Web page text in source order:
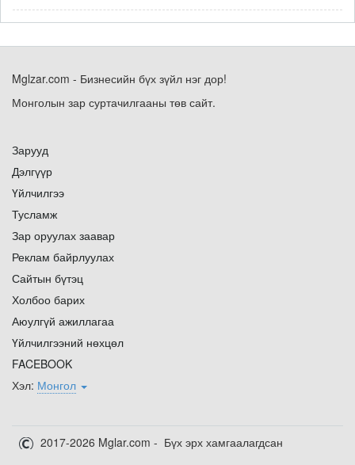
Mglzar.com - Бизнесийн бүх зүйл нэг дор!
Монголын зар суртачилгааны төв сайт.
Зарууд
Дэлгүүр
Үйлчилгээ
Тусламж
Зар оруулах заавар
Реклам байрлуулах
Сайтын бүтэц
Холбоо барих
Аюулгүй ажиллагаа
Үйлчилгээний нөхцөл
FACEBOOK
Хэл: Монгол
2017-2026 Mglar.com - Бүх эрх хамгаалагдсан